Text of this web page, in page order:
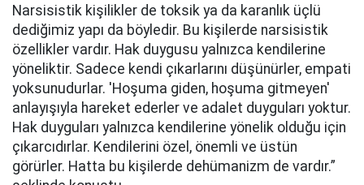
Narsisistik kişilikler de toksik ya da karanlık üçlü
dediğimiz yapı da böyledir. Bu kişilerde narsisistik
özellikler vardır. Hak duygusu yalnızca kendilerine
yöneliktir. Sadece kendi çıkarlarını düşünürler, empati
yoksunudurlar. 'Hoşuma giden, hoşuma gitmeyen'
anlayışıyla hareket ederler ve adalet duyguları yoktur.
Hak duyguları yalnızca kendilerine yönelik olduğu için
çıkarcıdırlar. Kendilerini özel, önemli ve üstün
görürler. Hatta bu kişilerde dehümanizm de vardır.”